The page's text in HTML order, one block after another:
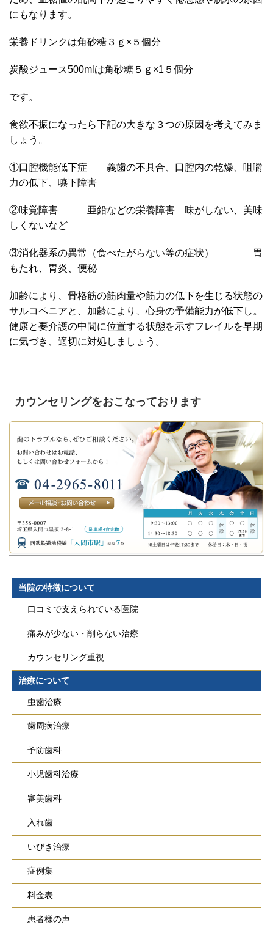
にもなります。
栄養ドリンクは角砂糖３ｇ×５個分
炭酸ジュース500mlは角砂糖５ｇ×1５個分
です。
食欲不振になったら下記の大きな３つの原因を考えてみま
しょう。
①口腔機能低下症 義歯の不具合、口腔内の乾燥、咀嚼
力の低下、嚥下障害
②味覚障害 亜鉛などの栄養障害 味がしない、美味
しくないなど
③消化器系の異常（食べたがらない等の症状） 胃
もたれ、胃炎、便秘
加齢により、骨格筋の筋肉量や筋力の低下を生じる状態の
サルコペニアと、加齢により、心身の予備能力が低下し。
健康と要介護の中間に位置する状態を示すフレイルを早期
に気づき、適切に対処しましょう。
カウンセリングをおこなっております
当院の特徴について
口コミで支えられている医院
痛みが少ない・削らない治療
カウンセリング重視
治療について
虫歯治療
歯周病治療
予防歯科
小児歯科治療
審美歯科
入れ歯
いびき治療
症例集
料金表
患者様の声